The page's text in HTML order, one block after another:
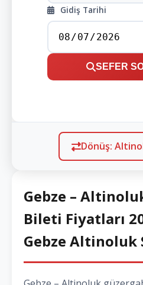
Gidiş Tarihi
SEFER
Dönüş:
Gebze –
Bileti Fiyatları
Gebze Altinoluk